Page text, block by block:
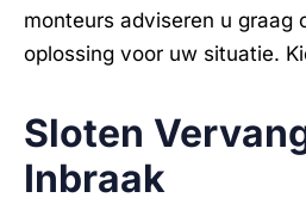
monteurs adviseren u graag
oplossing voor uw situatie.
Sloten
Inbraak